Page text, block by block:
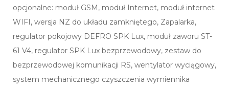
opcjonalne: moduł GSM, moduł Internet, moduł internet
WIFI, wersja NZ do układu zamkniętego, Zapalarka,
regulator pokojowy DEFRO SPK Lux, moduł zaworu ST-
61 V4, regulator SPK Lux bezprzewodowy, zestaw do
bezprzewodowej komunikacji RS, wentylator wyciągowy,
system mechanicznego czyszczenia wymiennika